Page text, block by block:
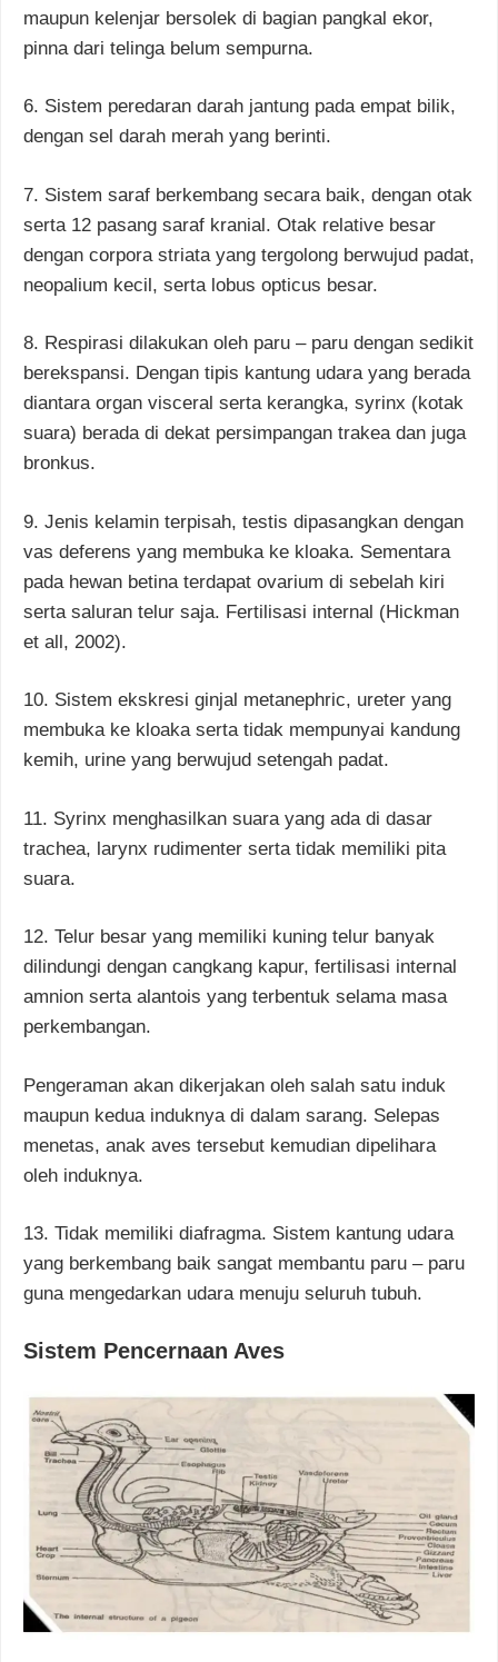
maupun kelenjar bersolek di bagian pangkal ekor,
pinna dari telinga belum sempurna.
6. Sistem peredaran darah jantung pada empat bilik,
dengan sel darah merah yang berinti.
7. Sistem saraf berkembang secara baik, dengan otak
serta 12 pasang saraf kranial. Otak relative besar
dengan corpora striata yang tergolong berwujud padat,
neopalium kecil, serta lobus opticus besar.
8. Respirasi dilakukan oleh paru – paru dengan sedikit
berekspansi. Dengan tipis kantung udara yang berada
diantara organ visceral serta kerangka, syrinx (kotak
suara) berada di dekat persimpangan trakea dan juga
bronkus.
9. Jenis kelamin terpisah, testis dipasangkan dengan
vas deferens yang membuka ke kloaka. Sementara
pada hewan betina terdapat ovarium di sebelah kiri
serta saluran telur saja. Fertilisasi internal (Hickman
et all, 2002).
10. Sistem ekskresi ginjal metanephric, ureter yang
membuka ke kloaka serta tidak mempunyai kandung
kemih, urine yang berwujud setengah padat.
11. Syrinx menghasilkan suara yang ada di dasar
trachea, larynx rudimenter serta tidak memiliki pita
suara.
12. Telur besar yang memiliki kuning telur banyak
dilindungi dengan cangkang kapur, fertilisasi internal
amnion serta alantois yang terbentuk selama masa
perkembangan.
Pengeraman akan dikerjakan oleh salah satu induk
maupun kedua induknya di dalam sarang. Selepas
menetas, anak aves tersebut kemudian dipelihara
oleh induknya.
13. Tidak memiliki diafragma. Sistem kantung udara
yang berkembang baik sangat membantu paru – paru
guna mengedarkan udara menuju seluruh tubuh.
Sistem Pencernaan Aves